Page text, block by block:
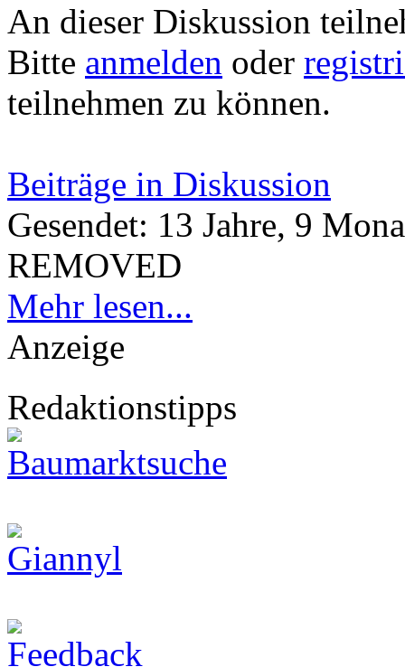
An dieser Diskussion
Bitte anmelden oder
teilnehmen zu können.
Beiträge in Diskussion
Gesendet: 13 Jahre, 9
REMOVED
Mehr lesen...
Anzeige
Redaktionstipps